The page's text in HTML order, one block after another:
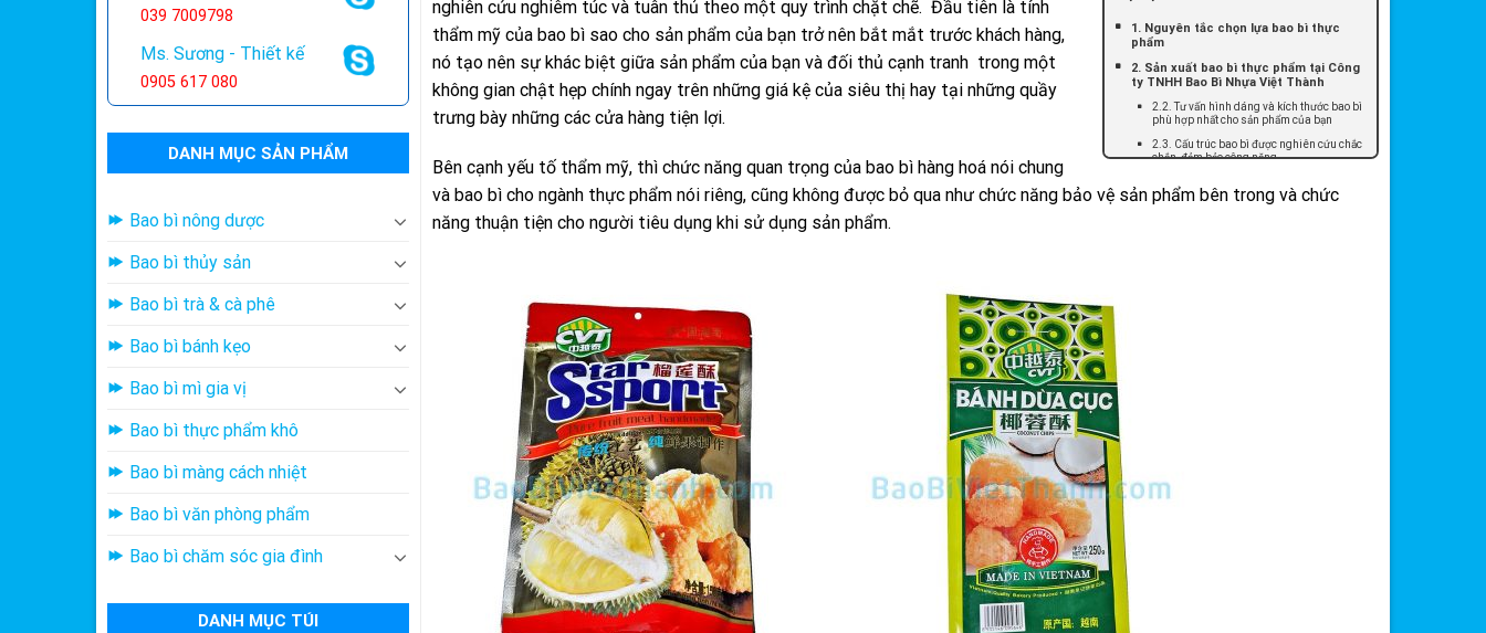
039 7009798
Ms. Sương - Thiết kế
0905 617 080
DANH MỤC SẢN PHẨM
Bao bì nông dược
Bao bì thủy sản
Bao bì trà & cà phê
Bao bì bánh kẹo
Bao bì mì gia vị
Bao bì thực phẩm khô
Bao bì màng cách nhiệt
Bao bì văn phòng phẩm
Bao bì chăm sóc gia đình
DANH MỤC TÚI
1. Nguyên tắc chọn lựa bao bì thực
phẩm
2. Sản xuất bao bì thực phẩm tại Công
ty TNHH Bao Bì Nhựa Việt Thành
2.2. Tư vấn hình dáng và kích thước bao bì
phù hợp nhất cho sản phẩm của bạn
2.3. Cấu trúc bao bì được nghiên cứu chắc
chắn, đảm bảo công năng.
2.5. Máy móc hiện đại, được nhập khẩu từ
nghiên cứu nghiêm túc và tuân thủ theo một quy trình chặt chẽ. Đầu tiên là tính
thẩm mỹ của bao bì sao cho sản phẩm của bạn trở nên bắt mắt trước khách hàng,
nó tạo nên sự khác biệt giữa sản phẩm của bạn và đối thủ cạnh tranh trong một
không gian chật hẹp chính ngay trên những giá kệ của siêu thị hay tại những quầy
trưng bày những các cửa hàng tiện lợi.
Bên cạnh yếu tố thẩm mỹ, thì chức năng quan trọng của bao bì hàng hoá nói chung
và bao bì cho ngành thực phẩm nói riêng, cũng không được bỏ qua như chức năng bảo vệ sản phẩm bên trong và chức
năng thuận tiện cho người tiêu dụng khi sử dụng sản phẩm.